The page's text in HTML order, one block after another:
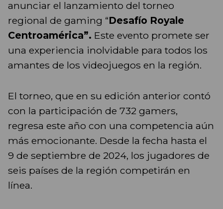
anunciar el lanzamiento del torneo
regional de gaming “Desafío Royale
Centroamérica”. Este evento promete ser
una experiencia inolvidable para todos los
amantes de los videojuegos en la región.
El torneo, que en su edición anterior contó
con la participación de 732 gamers,
regresa este año con una competencia aún
más emocionante. Desde la fecha hasta el
9 de septiembre de 2024, los jugadores de
seis países de la región competirán en
línea.